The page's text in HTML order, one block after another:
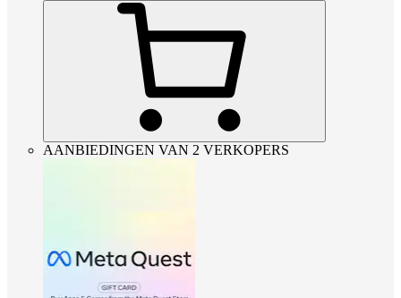
AANBIEDINGEN VAN 2 VERKOPERS